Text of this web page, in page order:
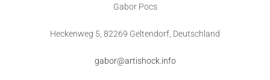
Gabor Pocs
Heckenweg 5, 82269 Geltendorf, Deutschland
gabor@artishock.info